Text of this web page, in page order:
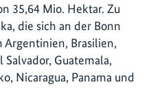
35,64 Mio. Hektar. Zu
die sich an der Bonn
Brasilien,
Salvador, Guatemala,
Nicaragua, Panama und